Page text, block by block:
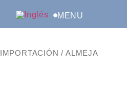
MENU
IMPORTACIÓN /ALMEJA